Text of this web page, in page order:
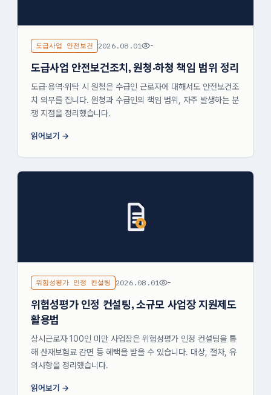
도급사업 안전보건 2026.08.01 -
도급사업 안전보건조치, 원청·하청 책임 범위 정리
도급·용역·위탁 시 원청은 수급인 근로자에 대해서도 안전보건조
치 의무를 집니다. 원청과 수급인의 책임 범위, 자주 발생하는 분
쟁 지점을 정리했습니다.
읽어보기
위험성평가 인정 컨설팅 2026.08.01 -
위험성평가 인정 컨설팅, 소규모 사업장 지원제도
활용법
상시근로자 100인 미만 사업장은 위험성평가 인정 컨설팅을 통
해 산재보험료 감면 등 혜택을 받을 수 있습니다. 대상, 절차, 유
의사항을 정리했습니다.
읽어보기